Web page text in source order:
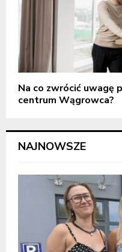
Na co zwrócić uwagę
centrum Wągrowca?
NAJNOWSZE